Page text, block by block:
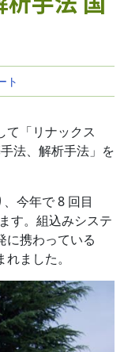
ト
て「リナックス
法、解析手法」を
今年で 8 回目
す。組込みシステ
に携わっている
ました。